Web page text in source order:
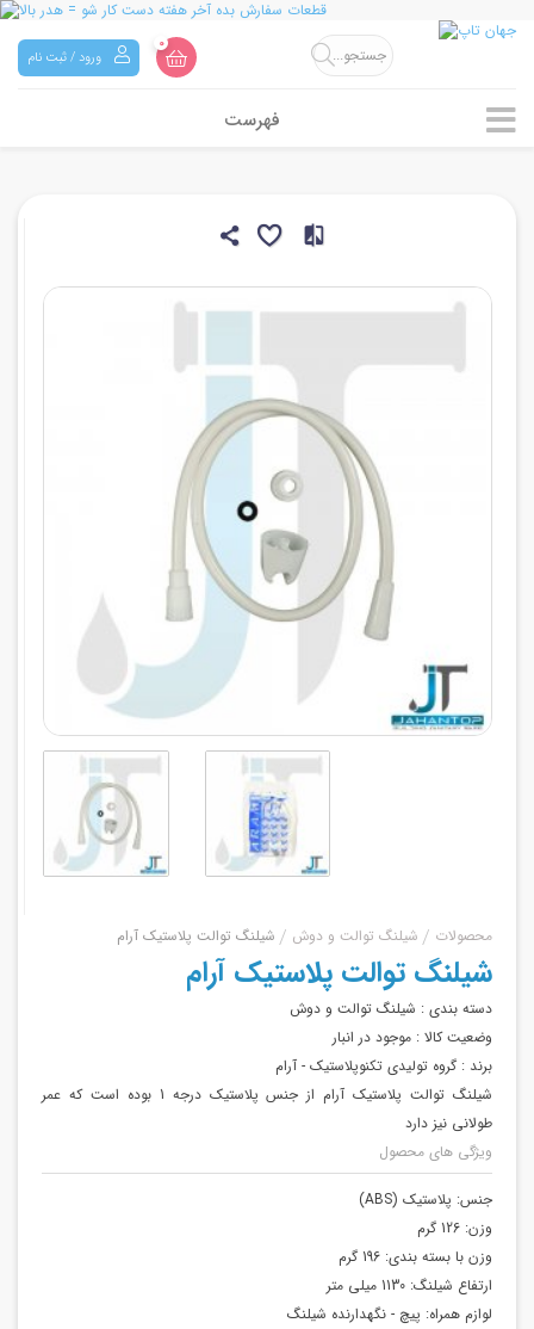
0
ورود / ثبت نام
فهرست
محصولات شیلنگ توالت و دوش شیلنگ توالت پلاستیک آرام
شیلنگ توالت پلاستیک آرام
دسته بندی : شیلنگ توالت و دوش
وضعیت کالا : موجود در انبار
برند : گروه تولیدی تکنوپلاستیک - آرام
شیلنگ توالت پلاستیک آرام از جنس پلاستیک درجه 1 بوده است که عمر
طولانی نیز دارد
ویژگی های محصول
جنس: پلاستیک (ABS)
وزن: 126 گرم
وزن با بسته بندی: 196 گرم
ارتفاع شیلنگ: 1130 میلی متر
لوازم همراه: پیچ - نگهدارنده شیلنگ